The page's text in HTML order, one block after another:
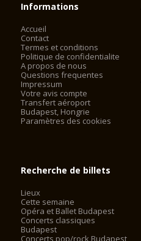
Informations
Accueil
Contact
Termes et conditions
Politique de confidentialite
A propos de nous
Questions frequentes
Impressum
Votre avis compte
Transfert aéroport
Budapest, Hongrie
Paramètres des cookies
Recherche de billets
Lieux
Cette semaine
Opéra et Ballet Budapest
Concerts classiques
Budapest
Concerts pop/rock Budapest